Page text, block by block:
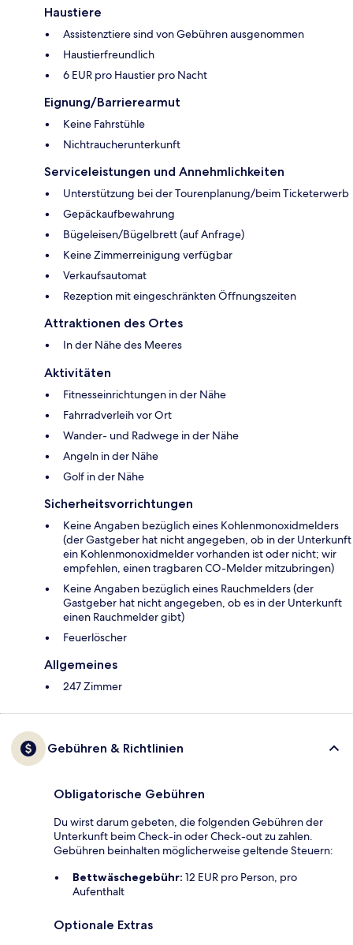
Haustiere
Assistenztiere sind von Gebühren ausgenommen
Haustierfreundlich
6 EUR pro Haustier pro Nacht
Eignung/Barrierearmut
Keine Fahrstühle
Nichtraucherunterkunft
Serviceleistungen und Annehmlichkeiten
Unterstützung bei der Tourenplanung/beim Ticketerwerb
Gepäckaufbewahrung
Bügeleisen/Bügelbrett (auf Anfrage)
Keine Zimmerreinigung verfügbar
Verkaufsautomat
Rezeption mit eingeschränkten Öffnungszeiten
Attraktionen des Ortes
In der Nähe des Meeres
Aktivitäten
Fitnesseinrichtungen in der Nähe
Fahrradverleih vor Ort
Wander- und Radwege in der Nähe
Angeln in der Nähe
Golf in der Nähe
Sicherheitsvorrichtungen
Keine Angaben bezüglich eines Kohlenmonoxidmelders
(der Gastgeber hat nicht angegeben, ob in der Unterkunft
ein Kohlenmonoxidmelder vorhanden ist oder nicht; wir
empfehlen, einen tragbaren CO-Melder mitzubringen)
Keine Angaben bezüglich eines Rauchmelders (der
Gastgeber hat nicht angegeben, ob es in der Unterkunft
einen Rauchmelder gibt)
Feuerlöscher
Allgemeines
247 Zimmer
Gebühren & Richtlinien
Obligatorische Gebühren
Du wirst darum gebeten, die folgenden Gebühren der
Unterkunft beim Check-in oder Check-out zu zahlen.
Gebühren beinhalten möglicherweise geltende Steuern:
Bettwäschegebühr: 12 EUR pro Person, pro
Aufenthalt
Optionale Extras